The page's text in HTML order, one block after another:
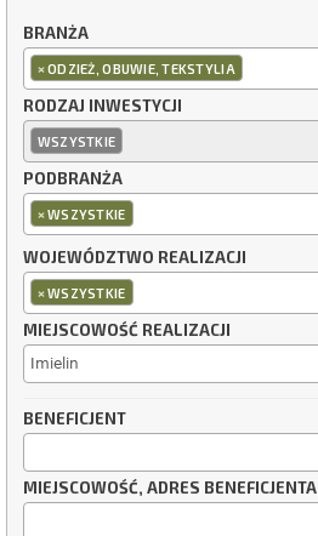
BRANŻA
×ODZIEŻ, OBUWIE, TEKSTYLIA
RODZAJ INWESTYCJI
WSZYSTKIE
PODBRANŻA
×WSZYSTKIE
WOJEWÓDZTWO REALIZACJI
×WSZYSTKIE
MIEJSCOWOŚĆ REALIZACJI
BENEFICJENT
MIEJSCOWOŚĆ, ADRES BENEFICJENTA